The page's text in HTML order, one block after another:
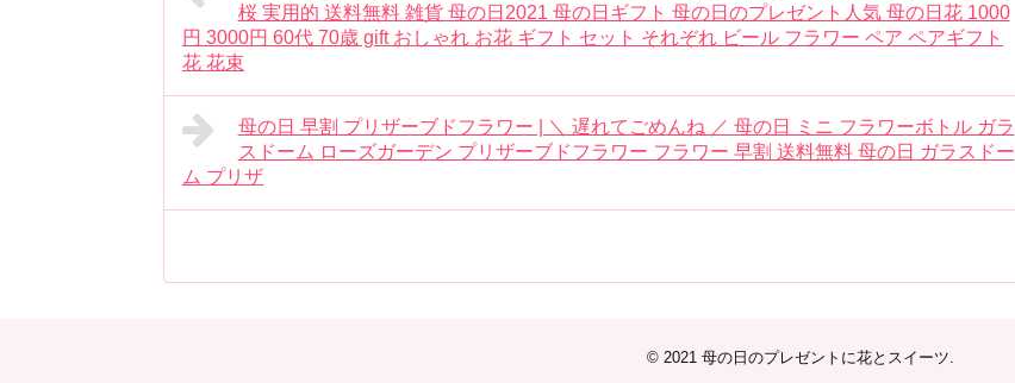
桜 実用的 送料無料 雑貨 母の日2021 母の日ギフト 母の日のプレゼント人気 母の日花 1000
円 3000円 60代 70歳 gift おしゃれ お花 ギフト セット それぞれ ビール フラワー ペア ペアギフト
花 花束
母の日 早割 プリザーブドフラワー | ＼ 遅れてごめんね ／ 母の日 ミニ フラワーボトル ガラ
スドーム ローズガーデン プリザーブドフラワー フラワー 早割 送料無料 母の日 ガラスドー
ム プリザ
© 2021 母の日のプレゼントに花とスイーツ.